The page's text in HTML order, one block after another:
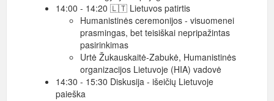
14:00 - 14:20 🇱🇹 Lietuvos patirtis
Humanistinės ceremonijos - visuomenei
prasmingas, bet teisiškai nepripažintas
pasirinkimas
Urtė Žukauskaitė-Zabukė, Humanistinės
organizacijos Lietuvoje (HIA) vadovė
14:30 - 15:30 Diskusija - išeičių Lietuvoje
paieška